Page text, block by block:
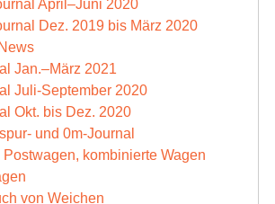
April–Juni 2020
Dez. 2019 bis März 2020
Jan.–März 2021
Juli-September 2020
Okt. bis Dez. 2020
und 0m-Journal
kombinierte Wagen
von Weichen